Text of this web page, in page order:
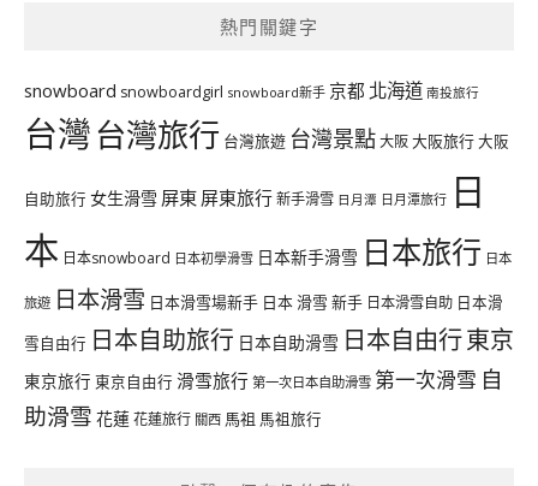
熱門關鍵字
snowboard snowboardgirl snowboard新手 京都 北海道 南投旅行
台灣台灣旅行 台灣旅遊 台灣景點大阪大阪旅行大阪
自助旅行 女生滑雪 屏東 屏東旅行新手滑雪 日月潭 日月潭旅行 日
本 日本snowboard 日本初學滑雪 日本新手滑雪 日本旅行 日本
旅遊 日本滑雪 日本滑雪場新手 日本 滑雪 新手 日本滑雪自助 日本滑
雪自由行 日本自助旅行 日本自助滑雪 日本自由行東京
東京旅行 東京自由行 滑雪旅行 第一次日本自助滑雪 第一次滑雪 自
助滑雪 花蓮花蓮旅行 關西 馬祖 馬祖旅行